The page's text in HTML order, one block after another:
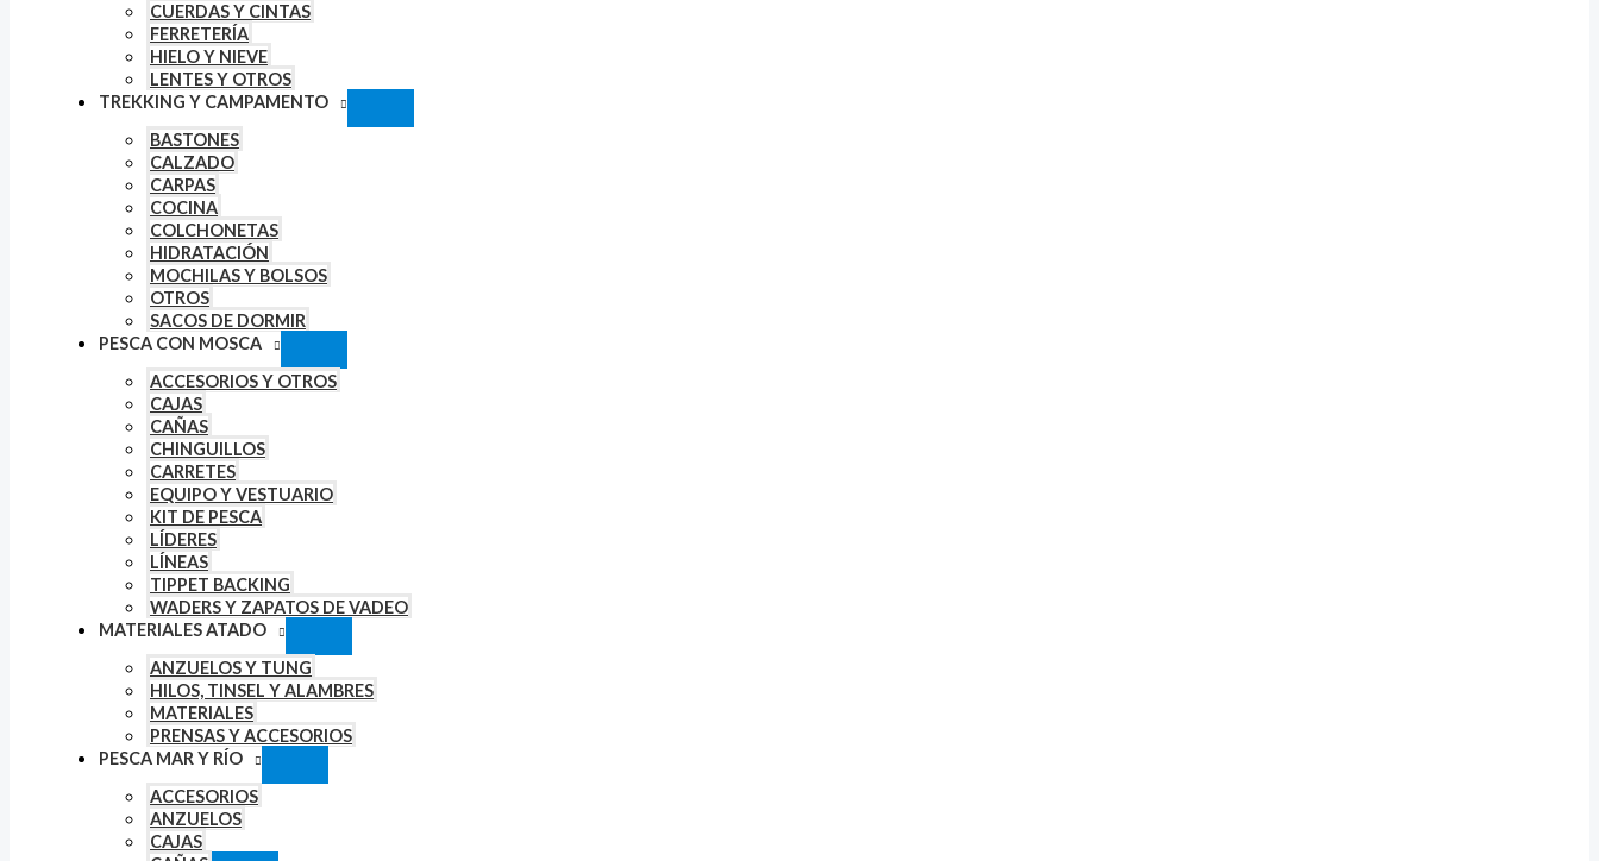
CUERDAS Y CINTAS
FERRETERÍA
HIELO Y NIEVE
LENTES Y OTROS
TREKKING Y CAMPAMENTO
BASTONES
CALZADO
CARPAS
COCINA
COLCHONETAS
HIDRATACIÓN
MOCHILAS Y BOLSOS
OTROS
SACOS DE DORMIR
PESCA CON MOSCA
ACCESORIOS Y OTROS
CAJAS
CAÑAS
CHINGUILLOS
CARRETES
EQUIPO Y VESTUARIO
KIT DE PESCA
LÍDERES
LÍNEAS
TIPPET BACKING
WADERS Y ZAPATOS DE VADEO
MATERIALES ATADO
ANZUELOS Y TUNG
HILOS, TINSEL Y ALAMBRES
MATERIALES
PRENSAS Y ACCESORIOS
PESCA MAR Y RÍO
ACCESORIOS
ANZUELOS
CAJAS